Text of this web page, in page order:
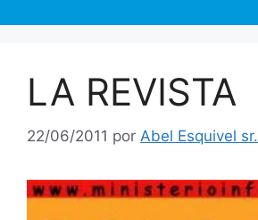
LA REVISTA
22/06/2011 por Abel Esquivel sr.